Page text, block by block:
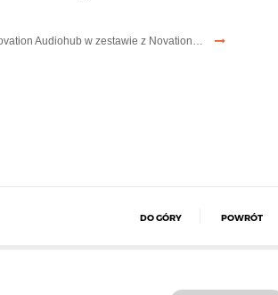
Audiohub w zestawie z Novation…
DO GÓRY POWRÓT